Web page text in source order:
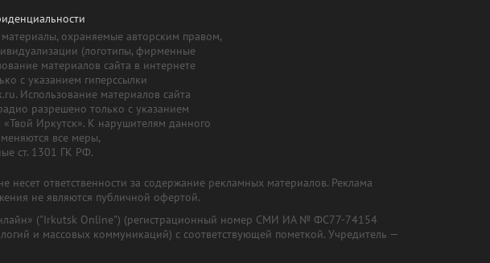
охраняемые авторским правом,
(логотипы, фирменные
материалов сайта в интернете
с указанием гиперссылки
Использование материалов сайта
разрешено только с указанием
«Твой Иркутск». К нарушителям данного
все меры,
ст. 1301 ГК РФ.
несет ответственности за содержание рекламных материалов. Реклама
не являются публичной офертой.
("Irkutsk Online") (регистрационный номер СМИ ИА № ФС77-74154
и массовых коммуникаций) с соответствующей пометкой. Учредитель —